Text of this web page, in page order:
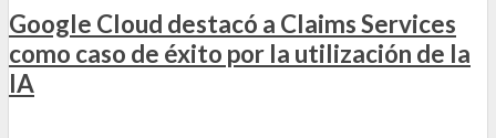
Google Cloud destacó a Claims Services
como caso de éxito por la utilización de la
IA